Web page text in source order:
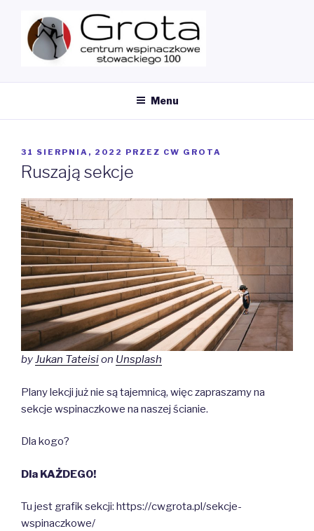
MY CMS
Menu
OPUBLIKOWANE
W
31 SIERPNIA, 2022 PRZEZ CW GROTA
Ruszają sekcje
byJukan Tateision Unsplash
Plany lekcji już nie są tajemnicą, więc zapraszamy na
sekcje wspinaczkowe na naszej ścianie.
Dla kogo?
Dla KAŻDEGO!
Tu jest grafik sekcji: https://cwgrota.pl/sekcje-
wspinaczkowe/